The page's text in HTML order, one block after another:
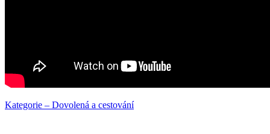
Kategorie – Dovolená a cestování